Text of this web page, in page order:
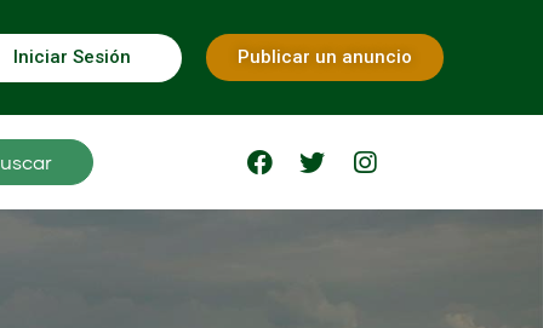
Iniciar Sesión Publicar un anuncio